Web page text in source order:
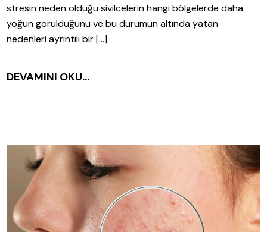
stresin neden olduğu sivilcelerin hangi bölgelerde daha
yoğun görüldüğünü ve bu durumun altında yatan
nedenleri ayrıntılı bir […]
DEVAMINI OKU...